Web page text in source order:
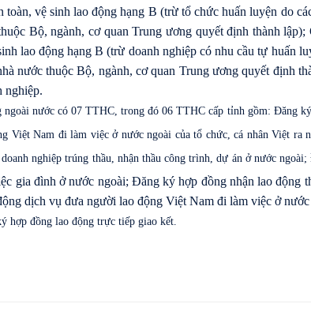
toàn, vệ sinh lao động hạng B (trừ tổ chức huấn luyện do
Bộ, ngành, cơ quan Trung ương quyết định thành
lao động hạng B (trừ doanh nghiệp có nhu cầu tự huấn
nước thuộc Bộ, ngành, cơ quan Trung ương quyết định
nghiệp.
nước có 07 TTHC, trong đó 06 TTHC cấp tỉnh gồm: Đăng
Việt Nam đi làm việc ở nước ngoài của tổ chức, cá nhân Việt ra
nghiệp trúng thầu, nhận thầu công trình, dự án ở nước ngoài;
gia đình ở nước ngoài; Đăng ký hợp đồng nhận lao động
dịch vụ đưa người lao động Việt Nam đi làm việc ở
hợp đồng lao động trực tiếp giao kết.